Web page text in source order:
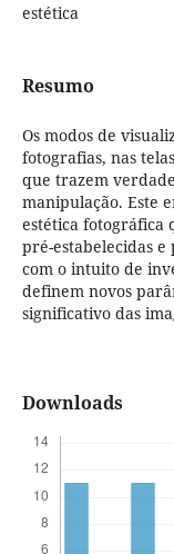
estética
Resumo
Os modos de
fotografias, nas
que trazem
manipulação. Este
estética fotográfica
pré-estabelecidas
com o intuito de
definem novos
significativo das
Downloads